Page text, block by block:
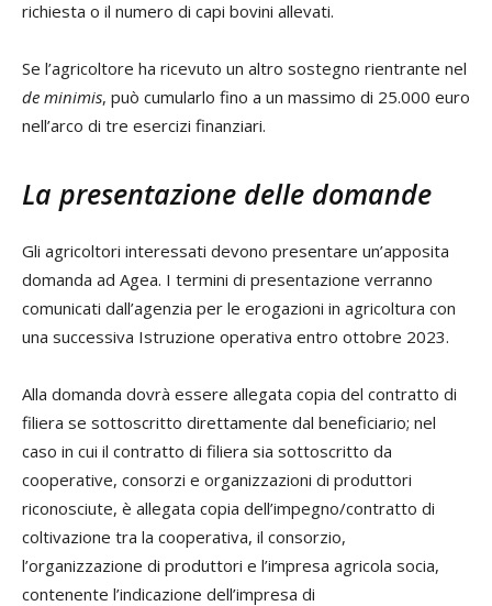
richiesta o il numero di capi bovini allevati.
Se l’agricoltore ha ricevuto un altro sostegno rientrante nel
de minimis, può cumularlo fino a un massimo di 25.000 euro
nell’arco di tre esercizi finanziari.
La presentazione delle domande
Gli agricoltori interessati devono presentare un’apposita
domanda ad Agea. I termini di presentazione verranno
comunicati dall’agenzia per le erogazioni in agricoltura con
una successiva Istruzione operativa entro ottobre 2023.
Alla domanda dovrà essere allegata copia del contratto di
filiera se sottoscritto direttamente dal beneficiario; nel
caso in cui il contratto di filiera sia sottoscritto da
cooperative, consorzi e organizzazioni di produttori
riconosciute, è allegata copia dell’impegno/contratto di
coltivazione tra la cooperativa, il consorzio,
l’organizzazione di produttori e l’impresa agricola socia,
contenente l’indicazione dell’impresa di